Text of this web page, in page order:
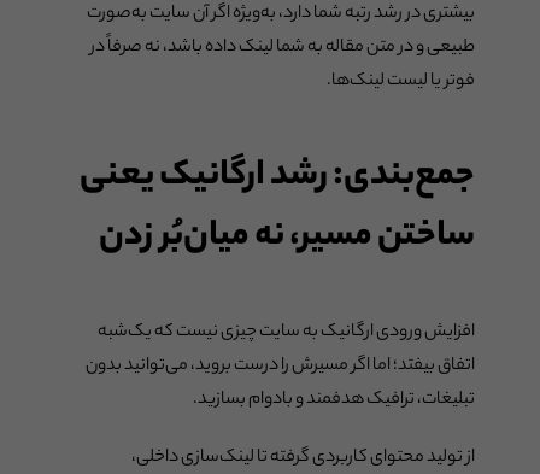
بیشتری در رشد رتبه شما دارد، به‌ویژه اگر آن سایت به‌صورت
طبیعی و در متن مقاله به شما لینک داده باشد، نه صرفاً در
فوتر یا لیست لینک‌ها.
جمع‌بندی: رشد ارگانیک یعنی
ساختن مسیر، نه میان‌بُر زدن
افزایش ورودی ارگانیک به سایت چیزی نیست که یک‌شبه
اتفاق بیفتد؛ اما اگر مسیرش را درست بروید، می‌توانید بدون
تبلیغات، ترافیک هدفمند و با‌دوام بسازید.
از تولید محتوای کاربردی گرفته تا لینک‌سازی داخلی،